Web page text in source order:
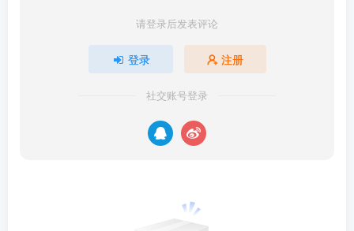
请登录后发表评论
登录 注册
社交账号登录